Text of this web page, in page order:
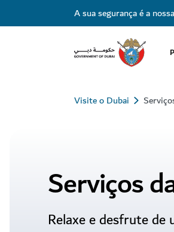
A sua segurança é a
Visite o Dubai
Serviços
Relaxe e desfrute
Serviços da cidade do Dubai | Visit Dubai